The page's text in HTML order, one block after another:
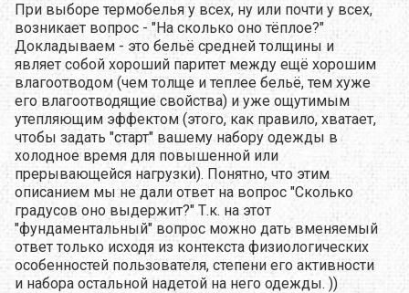
При выборе термобелья у всех, ну или почти у всех,
возникает вопрос - "На сколько оно тёплое?"
Докладываем - это бельё средней толщины и
являет собой хороший паритет между ещё хорошим
влагоотводом (чем толще и теплее бельё, тем хуже
его влагоотводящие свойства) и уже ощутимым
утепляющим эффектом (этого, как правило, хватает,
чтобы задать "старт" вашему набору одежды в
холодное время для повышенной или
прерывающейся нагрузки). Понятно, что этим
описанием мы не дали ответ на вопрос "Сколько
градусов оно выдержит?" Т.к. на этот
"фундаментальный" вопрос можно дать вменяемый
ответ только исходя из контекста физиологических
особенностей пользователя, степени его активности
и набора остальной надетой на него одежды. ))